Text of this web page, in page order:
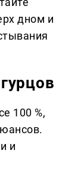
дном и
100 %,
и